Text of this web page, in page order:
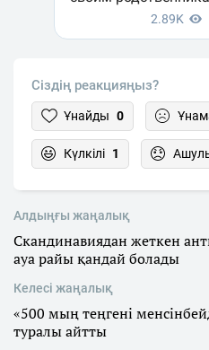
Сіздің реакцияңыз?
Ұнайды 0
Күлкілі 1
Алдыңғы жаңалық
Скандинавиядан жеткен
ауа райы қандай болады
Келесі жаңалық
«500 мың теңгені
туралы айтты